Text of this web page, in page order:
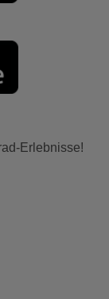
Erlebnisse!